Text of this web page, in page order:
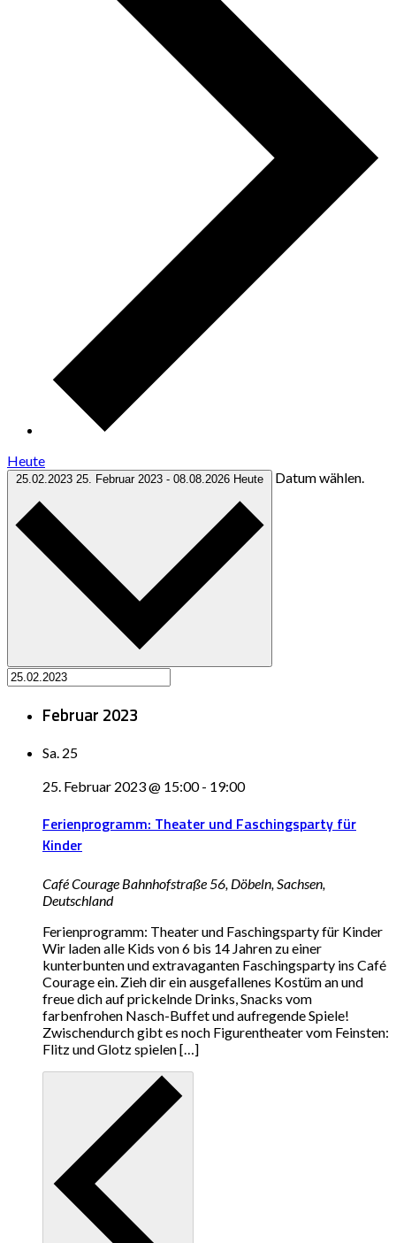
Heute
25.02.2023 25. Februar 2023 - 08.08.2026 Heute Datum wählen.
Februar 2023
Sa. 25
25. Februar 2023 @ 15:00- 19:00
Ferienprogramm: Theater und Faschingsparty für
Kinder
Café Courage Bahnhofstraße 56, Döbeln, Sachsen,
Deutschland
Ferienprogramm: Theater und Faschingsparty für Kinder
Wir laden alle Kids von 6 bis 14 Jahren zu einer
kunterbunten und extravaganten Faschingsparty ins Café
Courage ein. Zieh dir ein ausgefallenes Kostüm an und
freue dich auf prickelnde Drinks, Snacks vom
farbenfrohen Nasch-Buffet und aufregende Spiele!
Zwischendurch gibt es noch Figurentheater vom Feinsten:
Flitz und Glotz spielen […]